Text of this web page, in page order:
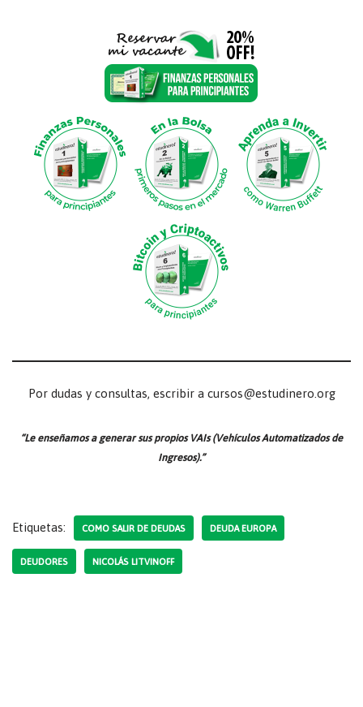
Por dudas y consultas, escribir a cursos@estudinero.org
“Le enseñamos a generar sus propios VAIs (Vehículos Automatizados de
Ingresos).”
Etiquetas: COMO SALIR DE DEUDAS DEUDA EUROPA
DEUDORES NICOLÁS LITVINOFF